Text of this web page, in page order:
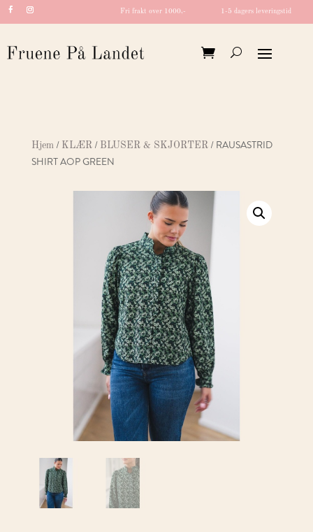
Fri frakt over 1000,- 1-5 dagers leveringstid
Hjem/ KLÆR/ BLUSER & SKJORTER/ RAUSASTRID
SHIRT AOP GREEN